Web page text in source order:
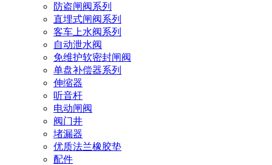
防盗闸阀系列
直埋式闸阀系列
客车上水阀系列
自动泄水阀
免维护软密封闸阀
单盘补偿器系列
伸缩器
听音杆
电动闸阀
阀门井
堵漏器
优质法兰橡胶垫
配件